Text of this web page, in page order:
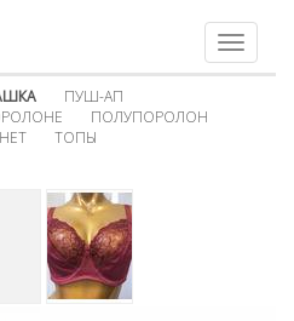
Toggle
navigation
ПУШ-АП
ПОЛУПОРОЛОН
ТОПЫ